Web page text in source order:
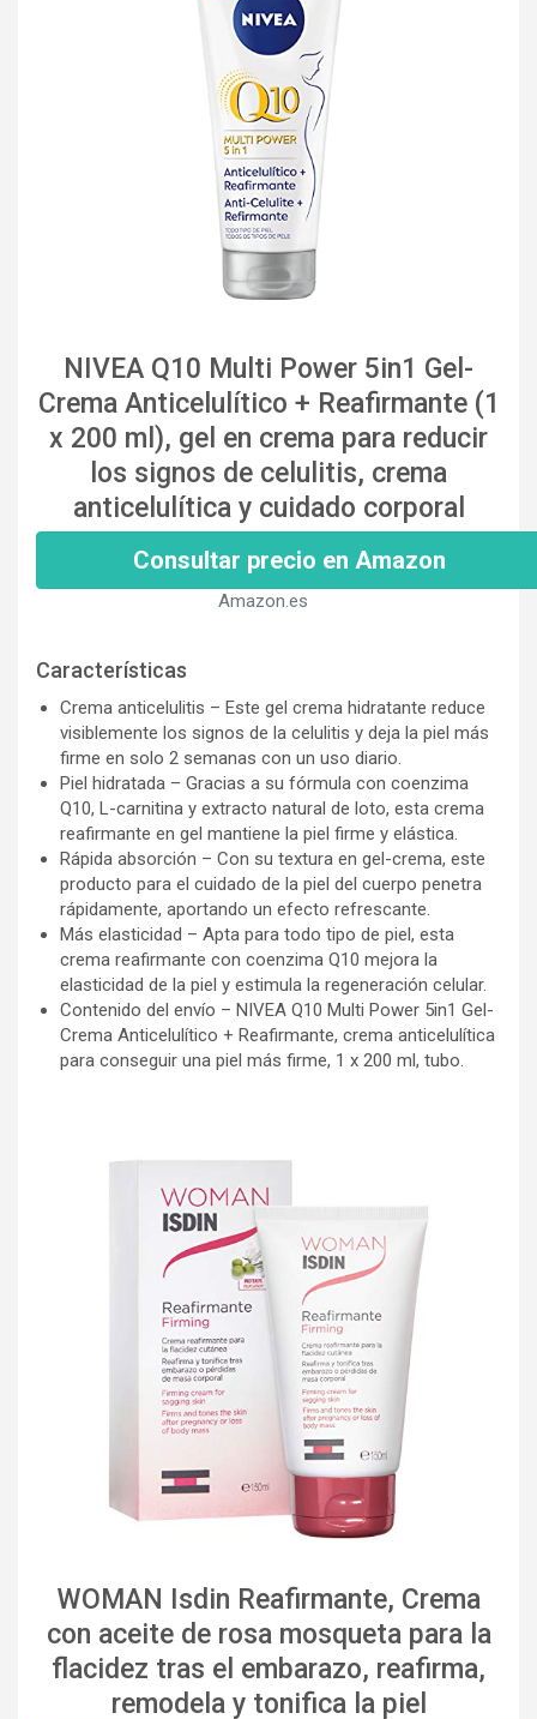
NIVEA Q10 Multi Power 5in1 Gel-
Crema Anticelulítico + Reafirmante (1
x 200 ml), gel en crema para reducir
los signos de celulitis, crema
anticelulítica y cuidado corporal
Consultar precio en Amazon
Amazon.es
Características
Crema anticelulitis – Este gel crema hidratante reduce
visiblemente los signos de la celulitis y deja la piel más
firme en solo 2 semanas con un uso diario.
Piel hidratada – Gracias a su fórmula con coenzima
Q10, L-carnitina y extracto natural de loto, esta crema
reafirmante en gel mantiene la piel firme y elástica.
Rápida absorción – Con su textura en gel-crema, este
producto para el cuidado de la piel del cuerpo penetra
rápidamente, aportando un efecto refrescante.
Más elasticidad – Apta para todo tipo de piel, esta
crema reafirmante con coenzima Q10 mejora la
elasticidad de la piel y estimula la regeneración celular.
Contenido del envío – NIVEA Q10 Multi Power 5in1 Gel-
Crema Anticelulítico + Reafirmante, crema anticelulítica
para conseguir una piel más firme, 1 x 200 ml, tubo.
WOMAN Isdin Reafirmante, Crema
con aceite de rosa mosqueta para la
flacidez tras el embarazo, reafirma,
remodela y tonifica la piel